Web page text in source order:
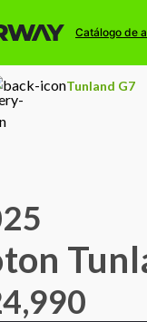
Catálogo de
Tunland G7